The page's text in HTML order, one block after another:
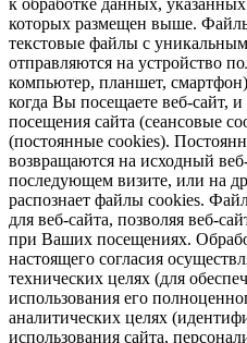
к обработке данных,
которых размещен выше.
текстовые файлы с
отправляются на устройство
компьютер, планшет, смартфон)
когда Вы посещаете веб-сайт,
посещения сайта (сеансовые
(постоянные cookies).
возвращаются на исходный
последующем визите, или на
распознает файлы cookies.
для веб-сайта, позволяя веб-
при Ваших посещениях.
настоящего согласия
технических целях (для
использования его
аналитических целях
использования сайта,